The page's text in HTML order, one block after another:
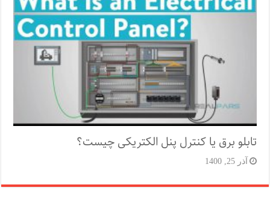
تابلو برق یا کنترل پنل الکتریکی چیست؟
آذر 25, 1400